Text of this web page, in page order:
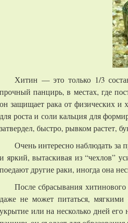
Хитин — это только 1/3
прочный панцирь, в местах, где
он защищает рака от физических и
для роста и соли кальция для
затвердел, быстро, рывком растет,
Очень интересно наблюдать за
и яркий, вытаскивая из “чехлов”
поедают другие раки, иногда она
После сбрасывания
даже не может питаться,
укрытие или на несколько дней